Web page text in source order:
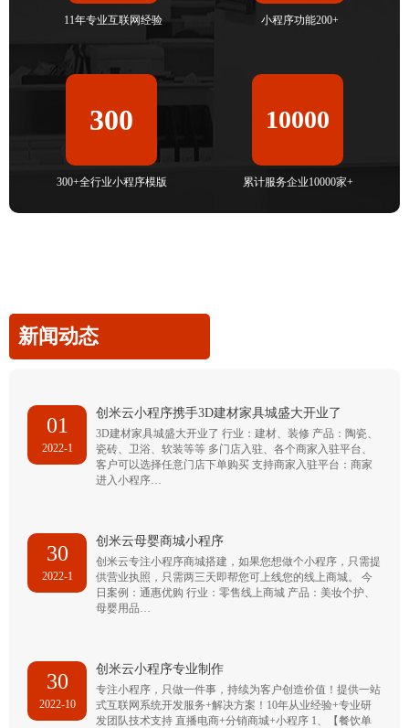
11年专业互联网经验 小程序功能200+
300
300+全行业小程序模版
10000
累计服务企业10000家+
新闻动态
01
2022-1
创米云小程序携手3D建材家具城盛大开业了
3D建材家具城盛大开业了 行业：建材、装修 产品：陶瓷、
瓷砖、卫浴、软装等等 多门店入驻、各个商家入驻平台、
客户可以选择任意门店下单购买 支持商家入驻平台：商家
进入小程序…
30
2022-1
创米云母婴商城小程序
创米云专注小程序商城搭建，如果您想做个小程序，只需提
供营业执照，只需两三天即帮您可上线您的线上商城。 今
日案例：通惠优购 行业：零售线上商城 产品：美妆个护、
母婴用品…
30
2022-10
创米云小程序专业制作
专注小程序，只做一件事，持续为客户创造价值！提供一站
式互联网系统开发服务+解决方案！10年从业经验+专业研
发团队技术支持 直播电商+分销商城+小程序 1、【餐饮单